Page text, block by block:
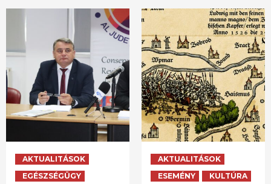
AKTUALITÁSOK
EGÉSZSÉGÜGY
AKTUALITÁSOK
ESEMÉNY
KULTÚRA